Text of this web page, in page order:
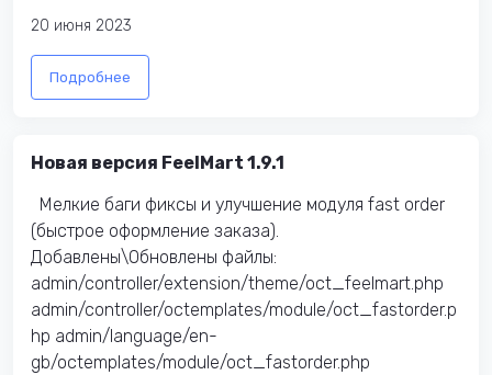
20 июня 2023
Подробнее
Новая версия FeelMart 1.9.1
Мелкие баги фиксы и улучшение модуля fast order
(быстрое оформление заказа).
Добавлены\Обновлены файлы:
admin/controller/extension/theme/oct_feelmart.php
admin/controller/octemplates/module/oct_fastorder.p
hp admin/language/en-
gb/octemplates/module/oct_fastorder.php